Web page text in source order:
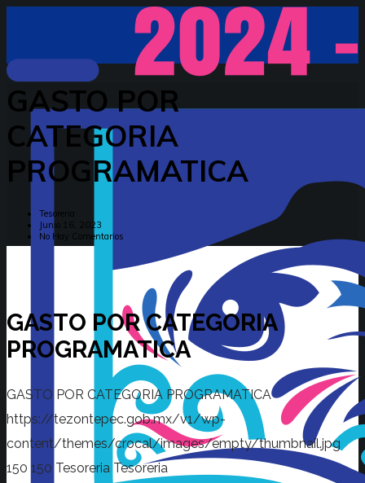
GASTO POR
CATEGORIA
PROGRAMATICA
Tesoreria
Junio 16, 2023
No Hay Comentarios
GASTO POR CATEGORIA
PROGRAMATICA
GASTO POR CATEGORIA PROGRAMATICA
https://tezontepec.gob.mx/v1/wp-
content/themes/crocal/images/empty/thumbnail.jpg
150 150 Tesoreria Tesoreria